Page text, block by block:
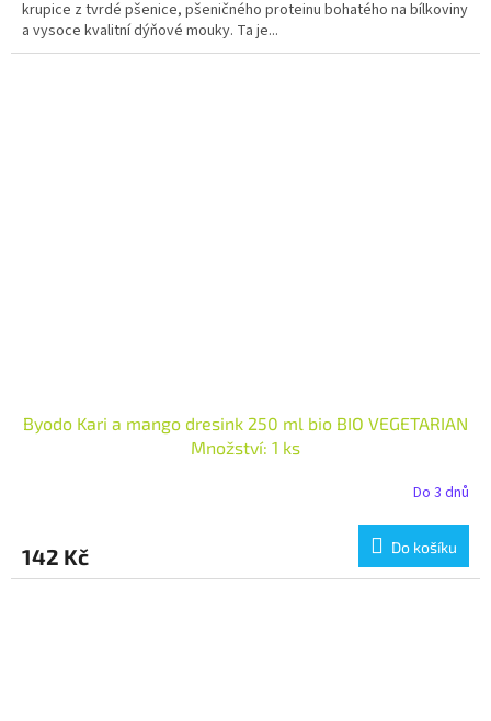
krupice z tvrdé pšenice, pšeničného proteinu bohatého na bílkoviny
a vysoce kvalitní dýňové mouky. Ta je...
Byodo Kari a mango dresink 250 ml bio BIO VEGETARIAN
Množství: 1 ks
Do 3 dnů
142 Kč Do košíku